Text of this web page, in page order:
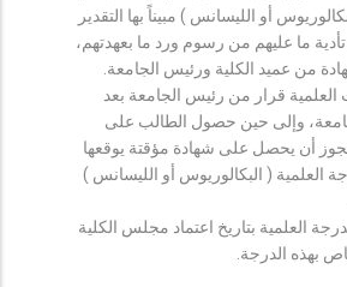
أو الليسانس ) مبيناً بها التقدير
تأدية ما عليهم من رسوم ورد ما بعهدتهم،
من عميد الكلية ورئيس الجامعة.
العلمية قرار من رئيس الجامعة بعد
وإلى حين حصول الطالب على
أن يحصل على شهادة مؤقتة يوقعها
العلمية ( البكالوريوس أو الليسانس )
العلمية بتاريخ اعتماد مجلس الكلية
بهذه الدرجة.